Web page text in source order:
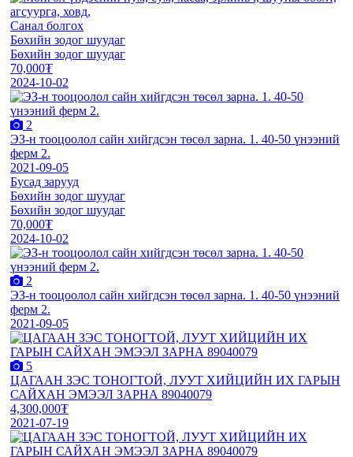
Санал болгох
Бөхийн зодог шуудаг
Бөхийн зодог шуудаг
70,000₮
2024-10-02
2
ЭЗ-н тооцоолол сайн хийгдсэн төсөл зарна. 1. 40-50 үнээний
ферм 2.
2021-09-05
Бусад зарууд
Бөхийн зодог шуудаг
Бөхийн зодог шуудаг
70,000₮
2024-10-02
2
ЭЗ-н тооцоолол сайн хийгдсэн төсөл зарна. 1. 40-50 үнээний
ферм 2.
2021-09-05
5
ЦАГААН ЗЭС ТОНОГТОЙ, ЛУУТ ХИЙЦИЙН ИХ ГАРЫН
САЙХАН ЭМЭЭЛ ЗАРНА 89040079
4,300,000₮
2021-07-19